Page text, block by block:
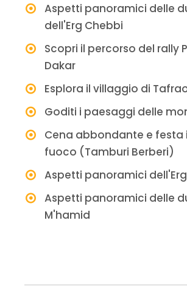
Aspetti panoramici delle
dell'Erg Chebbi
Scopri il percorso del rally
Dakar
Esplora il villaggio di
Goditi i paesaggi delle
Cena abbondante e festa
fuoco (Tamburi Berberi)
Aspetti panoramici
Aspetti panoramici delle
M'hamid